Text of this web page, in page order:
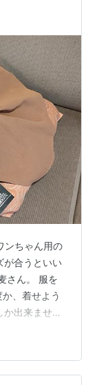
なに寒くて
ンちゃん用の
が合うといい
さん。 服を
、着せよう
か出来ませ
すが、 麦よ
ワンコ、 知
可愛いでしょ